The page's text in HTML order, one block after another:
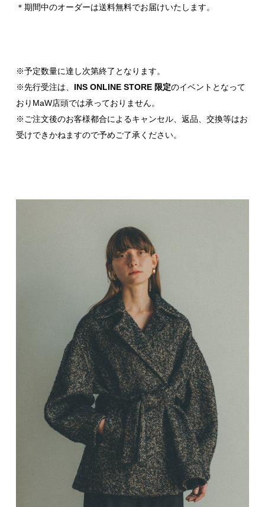
＊期間中のオーダーは送料無料でお届けいたします。
※予定数量に達し次第終了となります。
※先行受注は、 INS ONLINE STORE 限定のイベントとなって
おりMaW店頭では承っておりません。
※ご注文後のお客様都合によるキャンセル、返品、交換等はお
受けできかねますので予めご了承ください。